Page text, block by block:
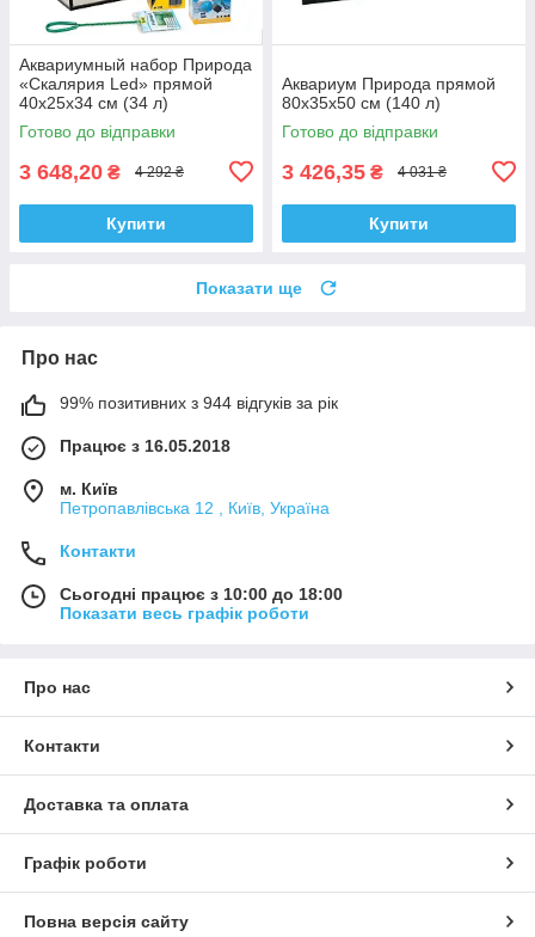
Аквариумный набор Природа
«Скалярия Led» прямой
40х25х34 см (34 л)
Готово до відправки
3 648,20 ₴ 4 292 ₴
Купити
Аквариум Природа прямой
80x35х50 см (140 л)
Готово до відправки
3 426,35 ₴ 4 031 ₴
Купити
Показати ще
Про нас
99% позитивних з 944 відгуків за рік
Працює з 16.05.2018
м. Київ
Петропавлівська 12 , Київ, Україна
Контакти
Сьогодні працює з 10:00 до 18:00
Показати весь графік роботи
Про нас
Контакти
Доставка та оплата
Графік роботи
Повна версія сайту